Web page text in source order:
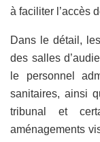
à faciliter l’accès
Dans le détail,
des salles
le personnel
sanitaires, ainsi
tribunal et
aménagements